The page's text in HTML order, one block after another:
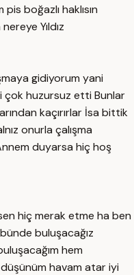
boğazlı haklısın
Yıldız
gidiyorum yani
çok huzursuz etti Bunlar
kaçırırlar İsa bittik
onurla çalışma
duyarsa hiç hoş
hiç merak etme ha ben
buluşacağız
hem
havam atar iyi